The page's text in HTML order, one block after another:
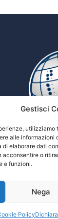
Gestisci
alle informazioni
elaborare dati
acconsentire o
e funzioni.
Nega
Policy
Enciclopedia